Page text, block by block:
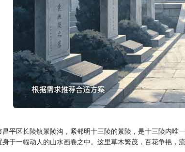
昌平区长陵镇景陵沟，紧邻明十三陵的景陵，是十三陵内
于一幅动人的山水画卷之中。这里草木繁茂，百花争艳，